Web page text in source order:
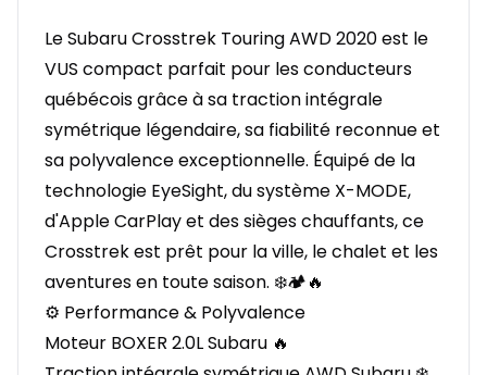
Le Subaru Crosstrek Touring AWD 2020 est le
VUS compact parfait pour les conducteurs
québécois grâce à sa traction intégrale
symétrique légendaire, sa fiabilité reconnue et
sa polyvalence exceptionnelle. Équipé de la
technologie EyeSight, du système X-MODE,
d'Apple CarPlay et des sièges chauffants, ce
Crosstrek est prêt pour la ville, le chalet et les
aventures en toute saison. ❄️🏕️🔥
⚙️ Performance & Polyvalence
Moteur BOXER 2.0L Subaru 🔥